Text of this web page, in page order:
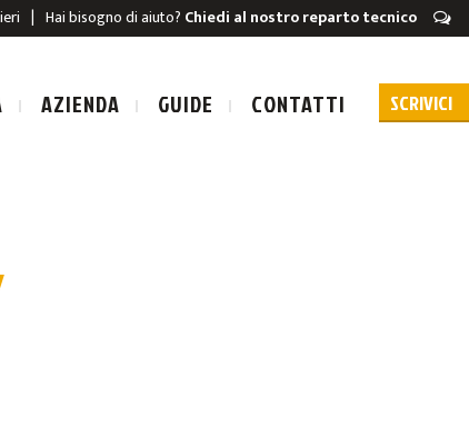
| Hai bisogno di aiuto? Chiedi al nostro reparto tecnico
SCARICA
AZIENDA GUIDE CONTATTI